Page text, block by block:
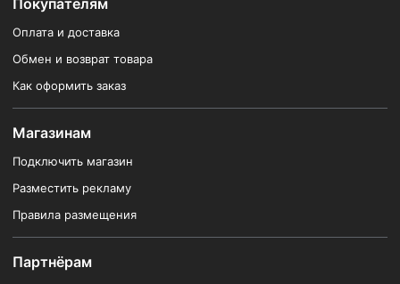
Покупателям
Оплата и доставка
Обмен и возврат товара
Как оформить заказ
Магазинам
Подключить магазин
Разместить рекламу
Правила размещения
Партнёрам